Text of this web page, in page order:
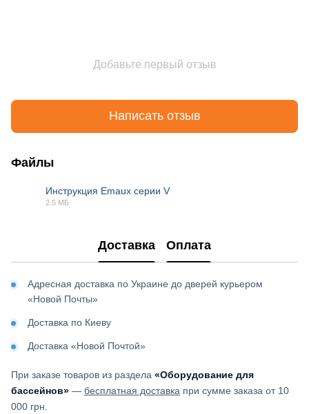
Добавьте первый отзыв
Написать отзыв
Файлы
Инструкция Emaux серии V
2.5 МБ
Доставка Оплата
Адресная доставка по Украине до дверей курьером
«Новой Почты»
Доставка по Киеву
Доставка «Новой Почтой»
При заказе товаров из раздела «Оборудование для
бассейнов» — бесплатная доставка при сумме заказа от 10
000 грн.